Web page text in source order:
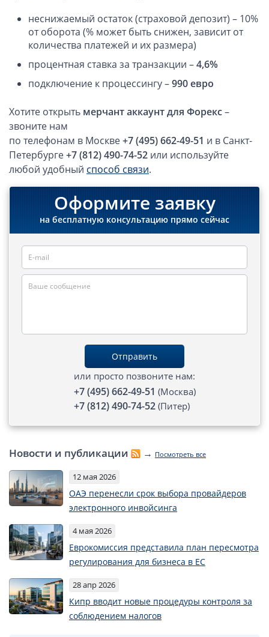
Финансовая отчетность
Ликвидация зарубежных компаний
Открытие счета в платежной системе
Мерчант аккаунт
Мерчант аккаунт для Форекс и бинарных опционов
VAT номер (НДС)
Проверка названий Английских компаний
Регистрация торговой марки в UK и в Европе
Правовые услуги
Способы оплаты
Автоматический обмен информацией
Контакты, схема проезда
неснижаемый остаток (страховой депозит) – 10%
от оборота (% может быть снижен, зависит от
количества платежей и их размера)
процентная ставка за транзакции –4,6%
подключение к процессингу –990 евро
Хотите открыть мерчант аккаунт для Форекс–
звоните нам
по телефонам в Москве+7 (495) 662-49-51 и в Санкт-
Петербурге+7 (812) 490-74-52 или используйте
любой удобный способ связи.
Оформите заявку
на бесплатную консультацию прямо сейчас
Отправить
или просто позвоните нам:
+7 (495) 662-49-51 (Москва)
+7 (812) 490-74-52 (Питер)
Новости и публикации → Посмотреть все
12 мая 2026
ОАЭ перенесли срок выбора провайдеров
электронного инвойсинга
4 мая 2026
Еврокомиссия представила план пересмотра
регулирования для бизнеса в ЕС
28 апр 2026
Кипр вводит новые процедуры контроля за
соблюдением налогов